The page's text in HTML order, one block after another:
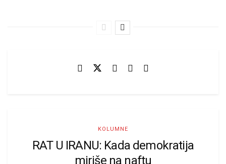
KOLUMNE
RAT U IRANU: Kada demokratija
miriše na naftu